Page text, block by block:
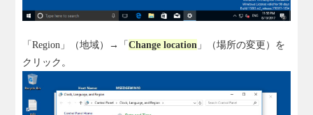
「Region」（地域）→「Change location 」（場所の変更）を
クリック。